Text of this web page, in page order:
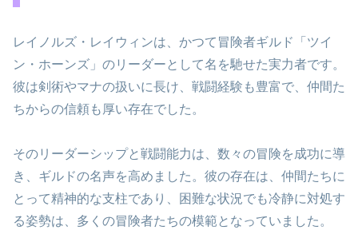
レイノルズ・レイウィンは、かつて冒険者ギルド「ツイ
ン・ホーンズ」のリーダーとして名を馳せた実力者です。
彼は剣術やマナの扱いに長け、戦闘経験も豊富で、仲間た
ちからの信頼も厚い存在でした。
そのリーダーシップと戦闘能力は、数々の冒険を成功に導
き、ギルドの名声を高めました。彼の存在は、仲間たちに
とって精神的な支柱であり、困難な状況でも冷静に対処す
る姿勢は、多くの冒険者たちの模範となっていました。